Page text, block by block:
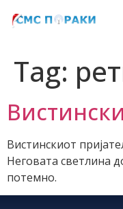
Tag:
Вистинскиот
Неговата светлина
потемно.